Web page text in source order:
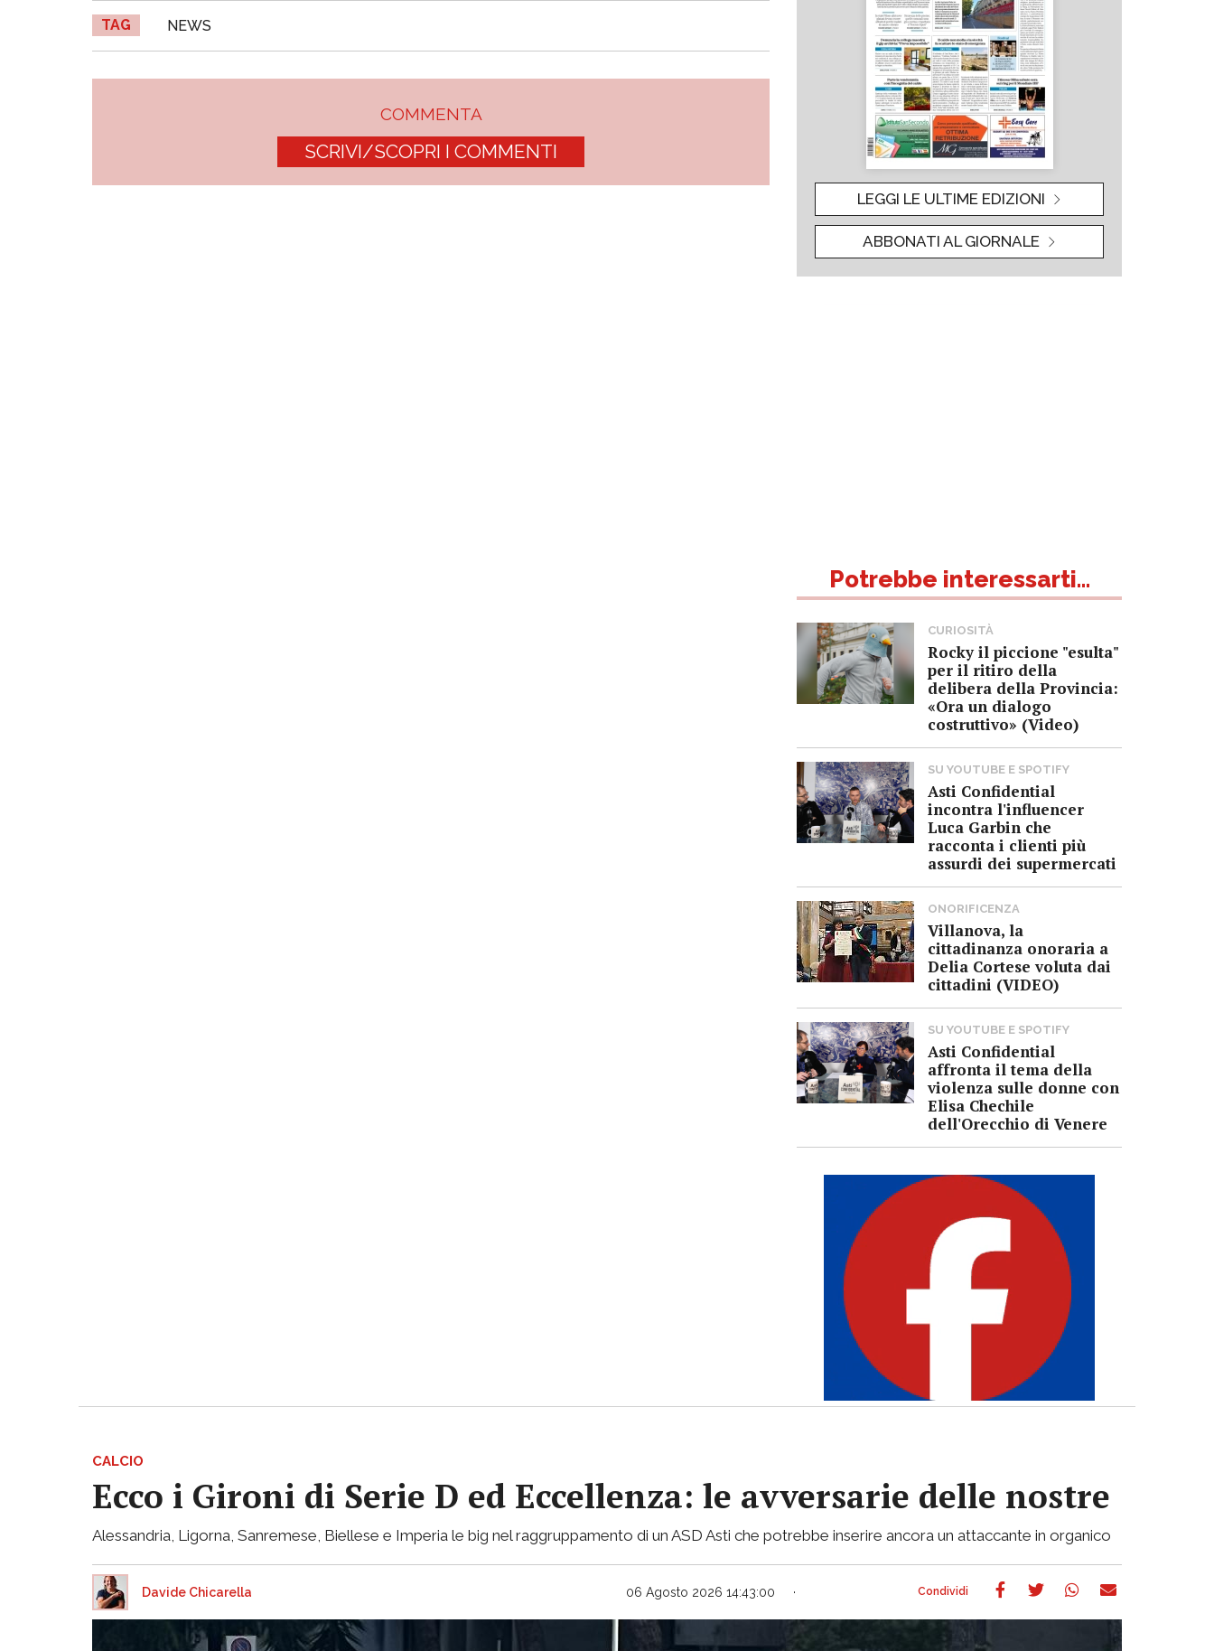
TAG NEWS
COMMENTA
SCRIVI/SCOPRI I COMMENTI
LEGGI LE ULTIME EDIZIONI
ABBONATI AL GIORNALE
Potrebbe interessarti...
CURIOSITÀ
Rocky il piccione "esulta"
per il ritiro della
delibera della Provincia:
«Ora un dialogo
costruttivo» (Video)
SU YOUTUBE E SPOTIFY
Asti Confidential
incontra l'influencer
Luca Garbin che
racconta i clienti più
assurdi dei supermercati
ONORIFICENZA
Villanova, la
cittadinanza onoraria a
Delia Cortese voluta dai
cittadini (VIDEO)
SU YOUTUBE E SPOTIFY
Asti Confidential
affronta il tema della
violenza sulle donne con
Elisa Chechile
dell'Orecchio di Venere
CALCIO
Ecco i Gironi di Serie D ed Eccellenza: le avversarie delle nostre
Alessandria, Ligorna, Sanremese, Biellese e Imperia le big nel raggruppamento di un ASD Asti che potrebbe inserire ancora un attaccante in organico
Davide Chicarella 06 Agosto 2026 14:43:00